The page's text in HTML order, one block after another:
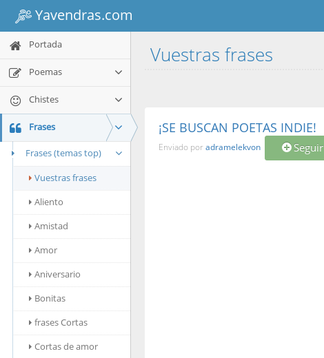
Yavendras.com
Portada
Poemas
Chistes
Frases
Frases (temas top)
Vuestras frases
Aliento
Amistad
Amor
Aniversario
Bonitas
frases Cortas
Cortas de amor
Vuestras frases
¡SE BUSCAN POETAS INDIE!
Enviado por adramelekvon Seguir